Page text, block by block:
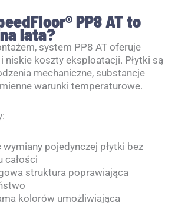
PP8 AT to
lata?
system PP8 AT oferuje
niskie koszty eksploatacji. Płytki są
mechaniczne, substancje
warunki temperaturowe.
pojedynczej płytki bez
całości
struktura poprawiająca
kolorów umożliwiająca